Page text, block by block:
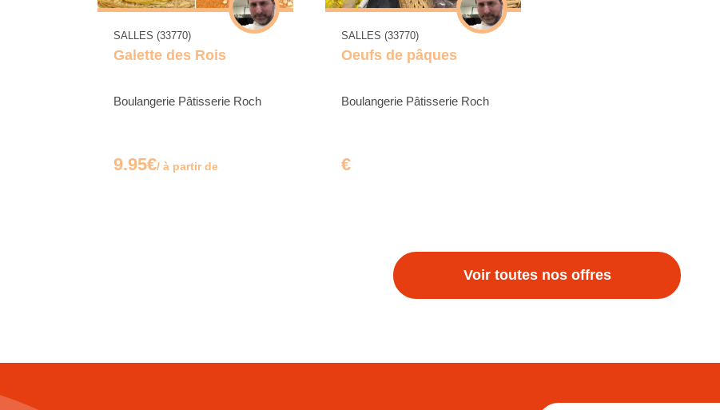
SALLES (33770)
Galette des Rois
Boulangerie Pâtisserie Roch
9.95€/ à partir de
SALLES (33770)
Oeufs de pâques
Boulangerie Pâtisserie Roch
€
Voir toutes nos offres